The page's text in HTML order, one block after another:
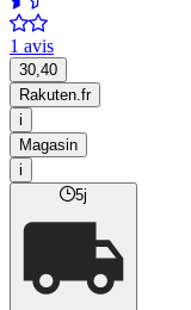
1 avis
30,40
Rakuten.fr
i
Magasin
i
5j